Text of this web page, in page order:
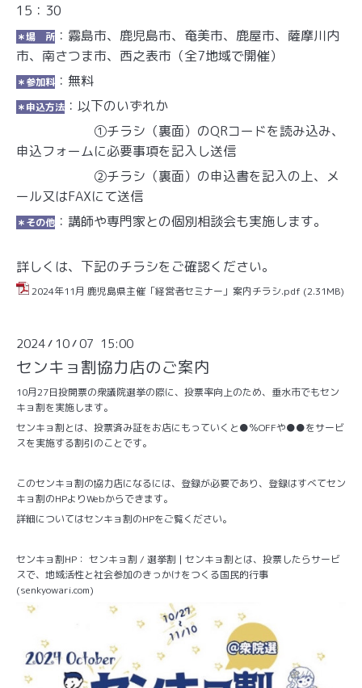
15：30
＊場 所 ：霧島市、鹿児島市、奄美市、鹿屋市、薩摩川内
市、南さつま市、西之表市（全7地域で開催）
＊参加料 ：無料
＊申込方法 ：以下のいずれか
①チラシ（裏面）のQRコードを読み込み、
申込フォームに必要事項を記入し送信
②チラシ（裏面）の申込書を記入の上、メ
ール又はFAXにて送信
＊その他 ：講師や専門家との個別相談会も実施します。
詳しくは、下記のチラシをご確認ください。
2024年11月 鹿児島県主催「経営者セミナー」案内チラシ.pdf (2.31MB)
2024/ 10/07 15:00
センキョ割協力店のご案内
10月27日投開票の衆議院選挙の際に、投票率向上のため、垂水市でもセン
キョ割を実施します。
センキョ割とは、投票済み証をお店にもっていくと●％OFFや●●をサービ
スを実施する割引のことです。
このセンキョ割の協力店になるには、登録が必要であり、登録はすべてセン
キョ割のHPよりWebからできます。
詳細についてはセンキョ割のHPをご覧ください。
センキョ割HP： センキョ割 / 選挙割 | センキョ割とは、投票したらサービ
スで、地域活性と社会参加のきっかけをつくる国民的行事
(senkyowari.com)